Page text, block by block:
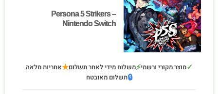
Persona 5 Strikers –
Nintendo Switch
Persona 5 Strikers –
Nintendo Switch
✓מוצר מקורי ורשמי⚡משלוח מידי לאחר תשלום★אחריות מלאה
🔒תשלום מאובטח